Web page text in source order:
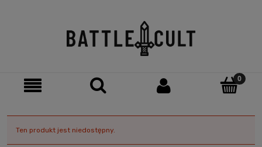
Ten produkt jest niedostępny.